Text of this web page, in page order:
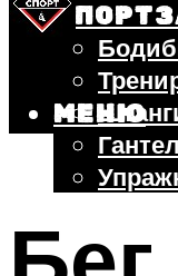
БЕГ
МЕНЮ